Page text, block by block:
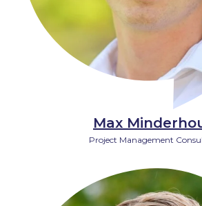
Max
Project Management